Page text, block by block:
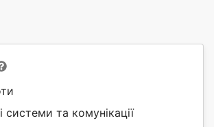
системи та комунікації